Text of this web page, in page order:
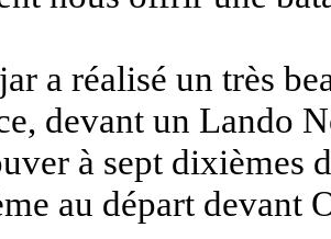
a réalisé un très
devant un Lando
à sept dixièmes
au départ devant